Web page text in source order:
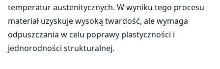
temperatur austenitycznych. W wyniku tego procesu
materiał uzyskuje wysoką twardość, ale wymaga
odpuszczania w celu poprawy plastyczności i
jednorodności strukturalnej.